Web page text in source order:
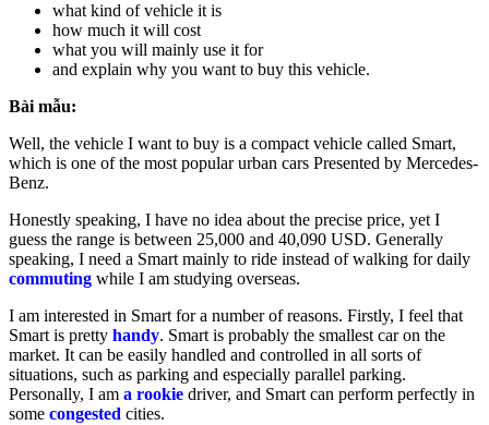
what kind of vehicle it is
how much it will cost
what you will mainly use it for
and explain why you want to buy this vehicle.
Bài mẫu:
Well, the vehicle I want to buy is a compact vehicle called Smart,
which is one of the most popular urban cars Presented by Mercedes-
Benz.
Honestly speaking, I have no idea about the precise price, yet I
guess the range is between 25,000 and 40,090 USD. Generally
speaking, I need a Smart mainly to ride instead of walking for daily
commuting while I am studying overseas.
I am interested in Smart for a number of reasons. Firstly, I feel that
Smart is pretty handy. Smart is probably the smallest car on the
market. It can be easily handled and controlled in all sorts of
situations, such as parking and especially parallel parking.
Personally, I am a rookie driver, and Smart can perform perfectly in
some congested cities.